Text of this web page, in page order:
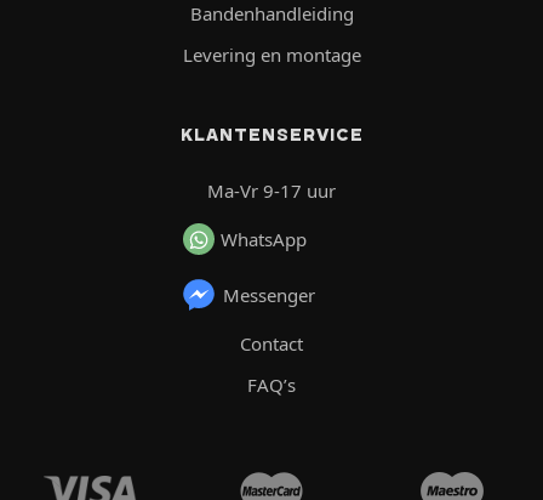
Bandenhandleiding
Levering en montage
KLANTENSERVICE
Ma-Vr 9-17 uur
WhatsApp
Messenger
Contact
FAQ’s